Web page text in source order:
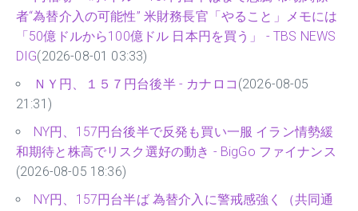
者“為替介入の可能性” 米財務長官「やること」メモには
「50億ドルから100億ドル 日本円を買う」 - TBS NEWS
DIG(2026-08-01 03:33)
ＮＹ円、１５７円台後半 - カナロコ (2026-08-05
21:31)
NY円、157円台後半で反発も買い一服 イラン情勢緩
和期待と株高でリスク選好の動き - BigGo ファイナンス
(2026-08-05 18:36)
NY円、157円台半ば 為替介入に警戒感強く（共同通